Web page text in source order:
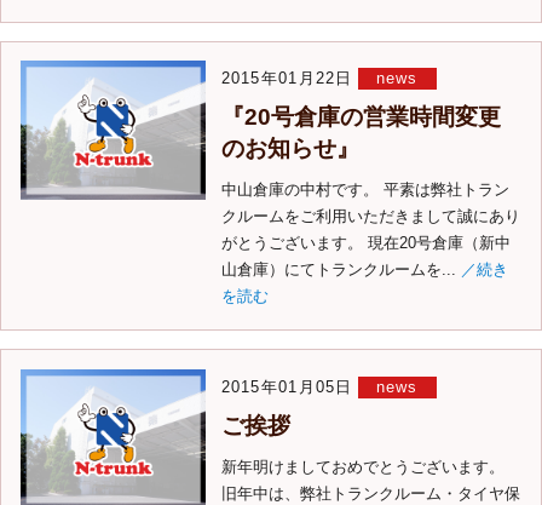
2015年01月22日 news
『20号倉庫の営業時間変更
のお知らせ』
中山倉庫の中村です。 平素は弊社トラン
クルームをご利用いただきまして誠にあり
がとうございます。 現在20号倉庫（新中
山倉庫）にてトランクルームを... ／続き
を読む
2015年01月05日 news
ご挨拶
新年明けましておめでとうございます。
旧年中は、弊社トランクルーム・タイヤ保